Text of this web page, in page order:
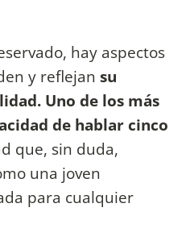
hay aspectos
y reflejan su
Uno de los más
de hablar cinco
que, sin duda,
una joven
para cualquier